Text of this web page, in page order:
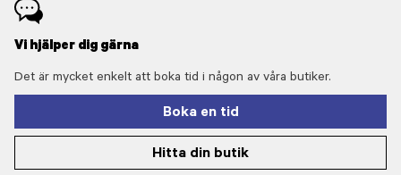
Vi hjälper dig gärna
Det är mycket enkelt att boka tid i någon av våra butiker.
Boka en tid
Hitta din butik